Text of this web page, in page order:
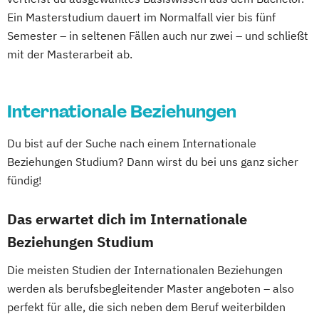
Legal Practice (Conflict Resolution) -
Master of Laws
Legal Studies Management
Media Communications
Organizational Development
Psychology
Psychology with emphasis in Counseling
Psychology
Public Administration Public Relations
Religion and Global Society
Space System Operations Management
Ein Masterstudium dauert im Normalfall vier bis fünf
Semester – in seltenen Fällen auch nur zwei – und schließt
mit der Masterarbeit ab.
Internationale Beziehungen
Du bist auf der Suche nach einem Internationale
Beziehungen Studium? Dann wirst du bei uns ganz sicher
fündig!
Das erwartet dich im Internationale
Beziehungen Studium
Die meisten Studien der Internationalen Beziehungen
werden als berufsbegleitender Master angeboten – also
perfekt für alle, die sich neben dem Beruf weiterbilden